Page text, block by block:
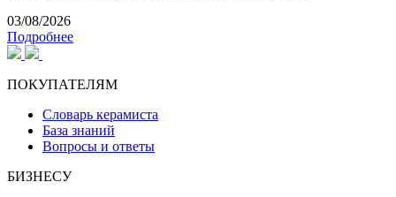
03/08/2026
Подробнее
ПОКУПАТЕЛЯМ
Словарь керамиста
База знаний
Вопросы и ответы
БИЗНЕСУ